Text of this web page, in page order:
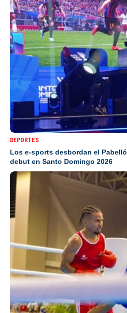
DEPORTES
Los e-sports desbordan el
debut en Santo Domingo 2026